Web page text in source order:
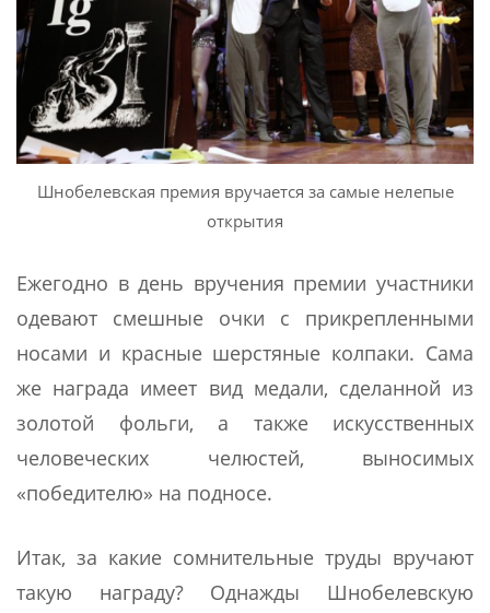
Шнобелевская премия вручается за самые нелепые
открытия
Ежегодно в день вручения премии участники
одевают смешные очки с прикрепленными
носами и красные шерстяные колпаки. Сама
же награда имеет вид медали, сделанной из
золотой фольги, а также искусственных
человеческих челюстей, выносимых
«победителю» на подносе.
Итак, за какие сомнительные труды вручают
такую награду? Однажды Шнобелевскую